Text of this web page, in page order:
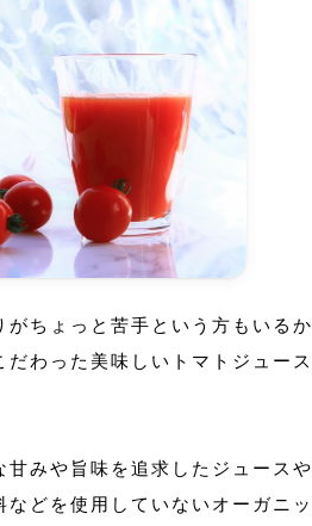
ちょっと苦手という方もいる
わった美味しいトマトジュー
みや旨味を追求したジュース
どを使用していないオーガニ